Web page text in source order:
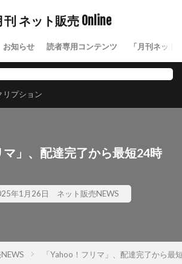
お知らせ 読者専用コンテンツ 「月刊ネット
リプション
マ」、配達完了から最短24時
年1月26日 ネット販売NEWS
「Yahoo！フリマ」、配達完了から最